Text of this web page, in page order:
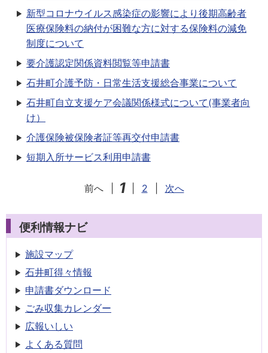
新型コロナウイルス感染症の影響により後期高齢者
医療保険料の納付が困難な方に対する保険料の減免
制度について
要介護認定関係資料閲覧等申請書
石井町介護予防・日常生活支援総合事業について
石井町自立支援ケア会議関係様式について(事業者向
け）
介護保険被保険者証等再交付申請書
短期入所サービス利用申請書
前へ 1 2 次へ
便利情報ナビ
施設マップ
石井町得々情報
申請書ダウンロード
ごみ収集カレンダー
広報いしい
よくある質問